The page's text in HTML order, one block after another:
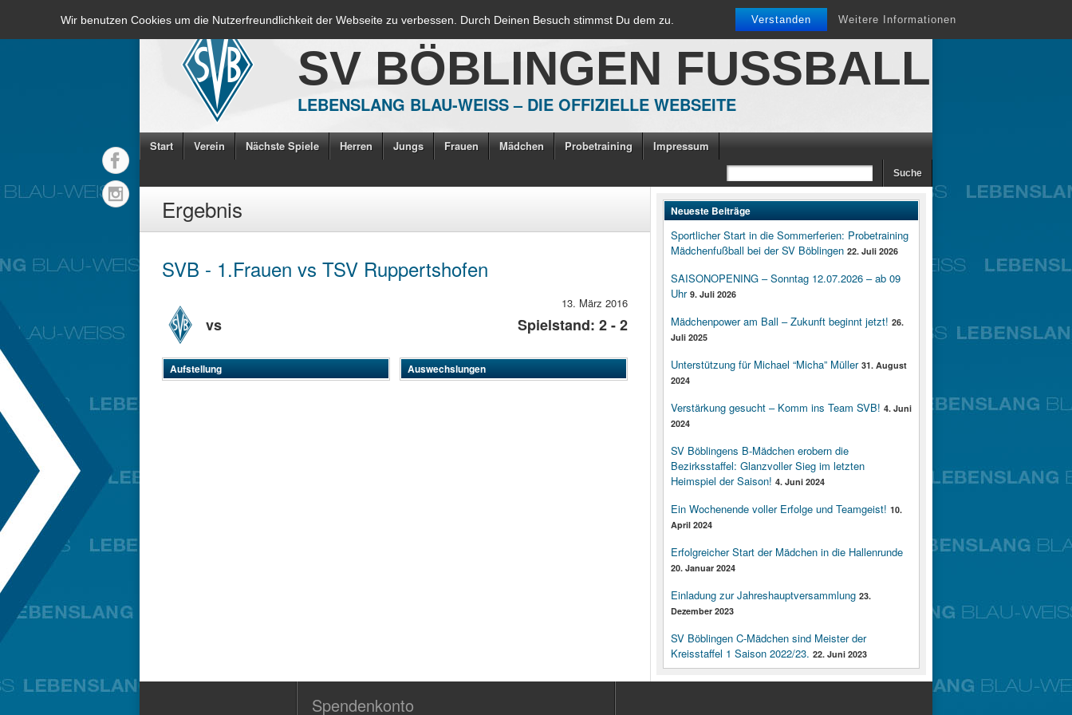
Wir benutzen Cookies um die Nutzerfreundlichkeit der Webseite zu verbessen. Durch Deinen Besuch stimmst Du dem zu. Verstanden Weitere Informationen
SV BÖBLINGEN FUSSBALL
LEBENSLANG BLAU-WEISS – DIE OFFIZIELLE WEBSEITE
Start Verein Nächste Spiele Herren Jungs Frauen Mädchen Probetraining Impressum
Ergebnis
SVB - 1.Frauen vs TSV Ruppertshofen
vs
13. März 2016
Spielstand: 2 - 2
Aufstellung Auswechslungen
Neueste Beiträge
Sportlicher Start in die Sommerferien: Probetraining
Mädchenfußball bei der SV Böblingen 22. Juli 2026
SAISONOPENING – Sonntag 12.07.2026 – ab 09
Uhr 9. Juli 2026
Mädchenpower am Ball – Zukunft beginnt jetzt! 26.
Juli 2025
Unterstützung für Michael “Micha” Müller 31. August
2024
Verstärkung gesucht – Komm ins Team SVB! 4. Juni
2024
SV Böblingens B-Mädchen erobern die
Bezirksstaffel: Glanzvoller Sieg im letzten
Heimspiel der Saison! 4. Juni 2024
Ein Wochenende voller Erfolge und Teamgeist! 10.
April 2024
Erfolgreicher Start der Mädchen in die Hallenrunde
20. Januar 2024
Einladung zur Jahreshauptversammlung 23.
Dezember 2023
SV Böblingen C-Mädchen sind Meister der
Kreisstaffel 1 Saison 2022/23. 22. Juni 2023
Spendenkonto